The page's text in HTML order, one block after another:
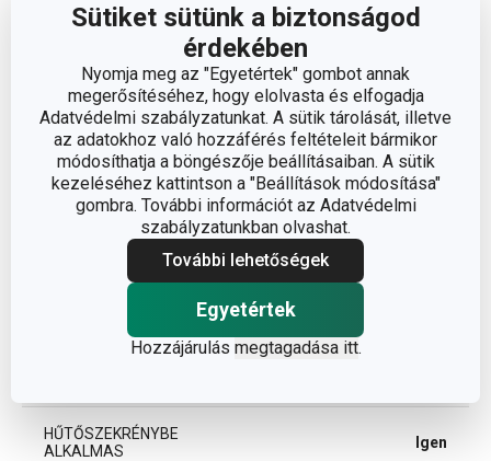
Sütiket sütünk a biztonságod
érdekében
Nyomja meg az "Egyetértek" gombot annak
megerősítéséhez, hogy elolvasta és elfogadja
Adatvédelmi szabályzatunkat. A sütik tárolását, illetve
az adatokhoz való hozzáférés feltételeit bármikor
módosíthatja a böngészője beállításaiban. A sütik
kezeléséhez kattintson a "Beállítások módosítása"
gombra. További információt az Adatvédelmi
szabályzatunkban olvashat.
További lehetőségek
Egyetértek
Hozzájárulás megtagadása itt.
A TERMÉK SZÉLESSÉGE (CM)
TÉRFOGAT (L)
A TERMÉK HOSSZA (CM) 10
Egyéb paraméterek
élelmiszer tároló
HŰTŐSZEKRÉNYBE
ALKALMAS
Igen